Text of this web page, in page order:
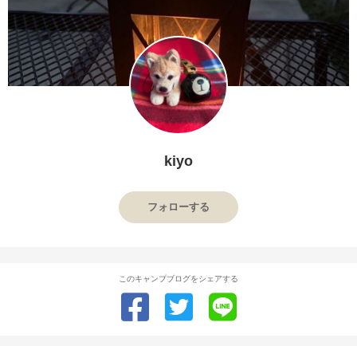
kiyo
フォローする
このキャンプブログをシェアする